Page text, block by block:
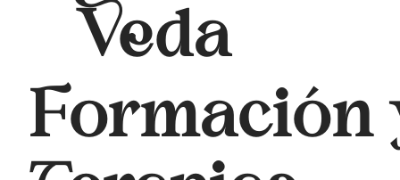
Veda
Formación